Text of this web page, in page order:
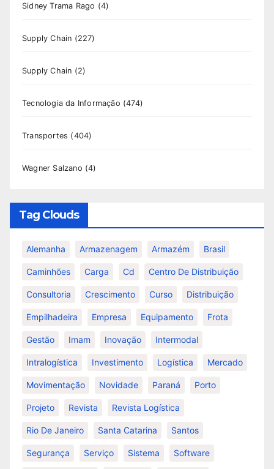
Sidney Trama Rago (4)
Supply Chain (227)
Supply Chain (2)
Tecnologia da Informação (474)
Transportes (404)
Wagner Salzano (4)
Tag Clouds
Alemanha Armazenagem Armazém Brasil
Caminhões Carga Cd Centro De Distribuição
Consultoria Crescimento Curso Distribuição
Empilhadeira Empresa Equipamento Frota
Gestão Imam Inovação Intermodal
Intralogística Investimento Logística Mercado
Movimentação Novidade Paraná Porto
Projeto Revista Revista Logística
Rio De Janeiro Santa Catarina Santos
Segurança Serviço Sistema Software